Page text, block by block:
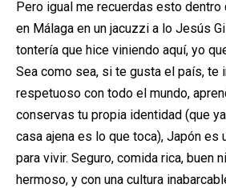
Pero igual me recuerdas esto
en Málaga en un jacuzzi a lo Jesús
tontería que hice viniendo aquí, yo
Sea como sea, si te gusta el país, te
respetuoso con todo el mundo,
conservas tu propia identidad (que
casa ajena es lo que toca), Japón es
para vivir. Seguro, comida rica, buen
hermoso, y con una cultura